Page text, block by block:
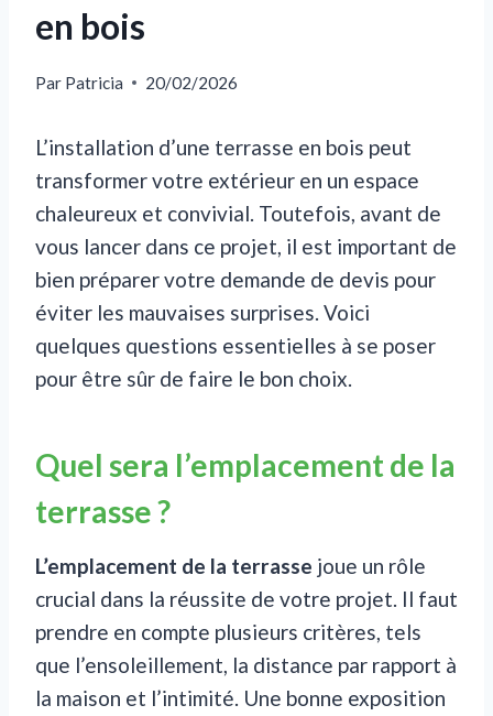
en bois
Par Patricia 20/02/2026
L’installation d’une terrasse en bois peut
transformer votre extérieur en un espace
chaleureux et convivial. Toutefois, avant de
vous lancer dans ce projet, il est important de
bien préparer votre demande de devis pour
éviter les mauvaises surprises. Voici
quelques questions essentielles à se poser
pour être sûr de faire le bon choix.
Quel sera l’emplacement de la
terrasse ?
L’emplacement de la terrasse joue un rôle
crucial dans la réussite de votre projet. Il faut
prendre en compte plusieurs critères, tels
que l’ensoleillement, la distance par rapport à
la maison et l’intimité. Une bonne exposition